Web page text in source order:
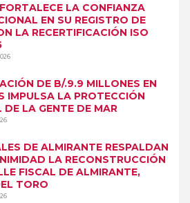
LA CONFIANZA
EN SU REGISTRO DE
LA RECERTIFICACIÓN ISO
DE B/.9.9 MILLONES EN
IMPULSA LA PROTECCIÓN
DE LA GENTE DE MAR
DE ALMIRANTE RESPALDAN
LA RECONSTRUCCIÓN
FISCAL DE ALMIRANTE,
TORO